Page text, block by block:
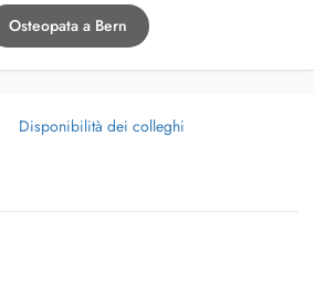
Osteopata a Bern
Disponibilità dei colleghi